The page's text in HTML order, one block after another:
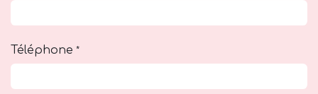
Téléphone *